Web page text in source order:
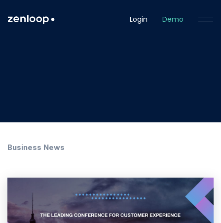
Login Demo
Business News